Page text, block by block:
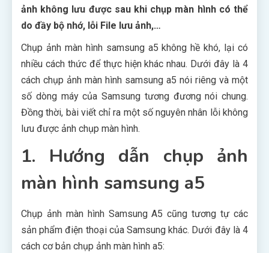
ảnh không lưu được sau khi chụp màn hình có thể
do đầy bộ nhớ, lỗi File lưu ảnh,…
Chụp ảnh màn hình samsung a5 không hề khó, lại có
nhiều cách thức để thực hiện khác nhau. Dưới đây là 4
cách chụp ảnh màn hình samsung a5 nói riêng và một
số dòng máy của Samsung tương đương nói chung.
Đồng thời, bài viết chỉ ra một số nguyên nhân lỗi không
lưu được ảnh chụp màn hình.
1. Hướng dẫn chụp ảnh
màn hình samsung a5
Chụp ảnh màn hình Samsung A5 cũng tương tự các
sản phẩm điện thoại của Samsung khác. Dưới đây là 4
cách cơ bản chụp ảnh màn hình a5: